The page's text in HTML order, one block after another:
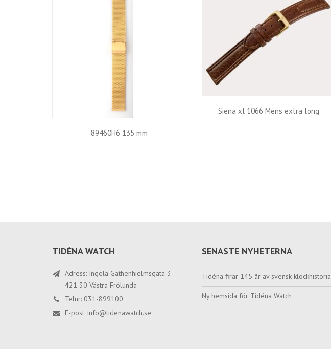
89460H6 135 mm
Siena xl 1066 Mens extra long
TIDÉNA WATCH
Adress: Ingela Gathenhielmsgata 3
421 30 Västra Frölunda
Telnr: 031-899100
E-post: info@tidenawatch.se
SENASTE NYHETERNA
Tidéna firar 145 år av svensk klockhistoria
Ny hemsida för Tidéna Watch